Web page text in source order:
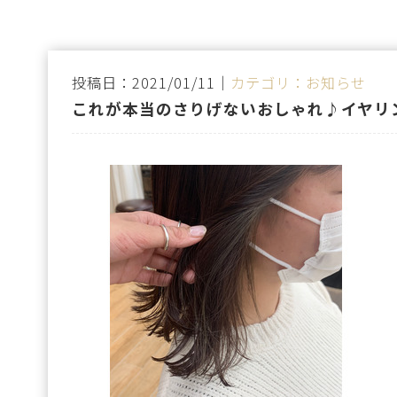
投稿日：2021/01/11｜ カテゴリ：お知らせ
これが本当のさりげないおしゃれ♪イヤリ